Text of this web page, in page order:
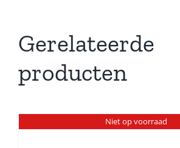
Gerelateerde
producten
Niet op voorraad